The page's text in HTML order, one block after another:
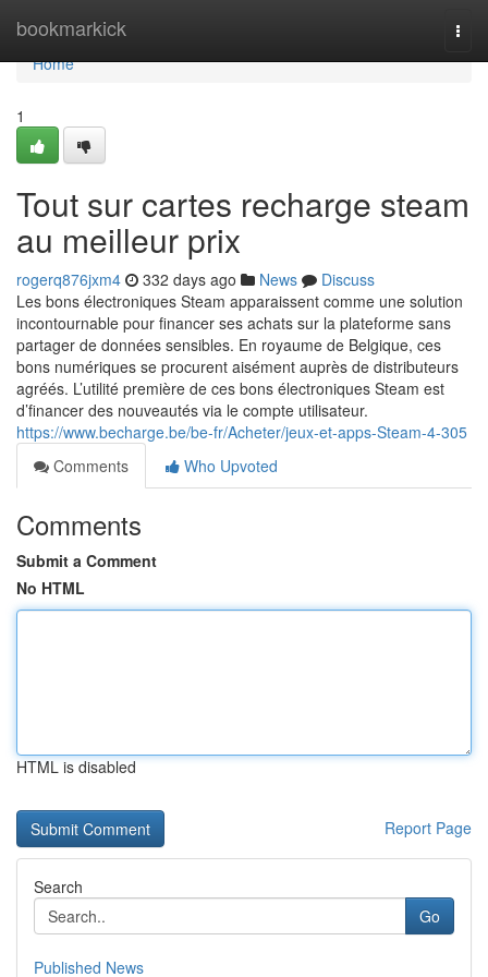
bookmarkick
Home
Home
1
Tout sur cartes recharge steam
au meilleur prix
rogerq876jxm4 332 days ago News
Discuss
Les bons électroniques Steam apparaissent comme une solution
incontournable pour financer ses achats sur la plateforme sans
partager de données sensibles. En royaume de Belgique, ces
bons numériques se procurent aisément auprès de distributeurs
agréés. L’utilité première de ces bons électroniques Steam est
d’financer des nouveautés via le compte utilisateur.
https://www.becharge.be/be-fr/Acheter/jeux-et-apps-Steam-4-305
Comments
Who Upvoted
Comments
Submit a Comment
No HTML
HTML is disabled
Report Page
Search
Go
Published News